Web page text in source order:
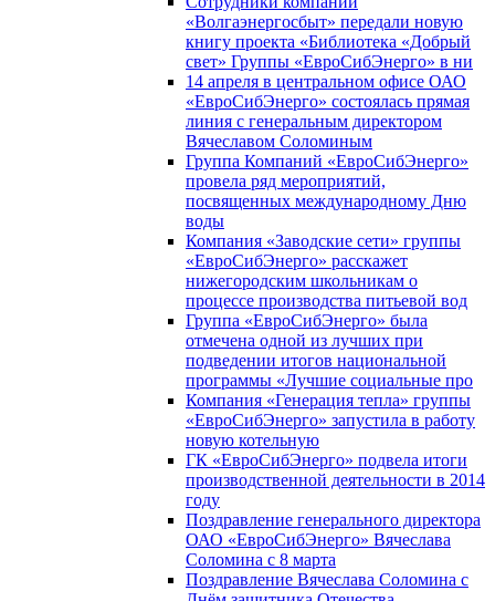
«Волгаэнергосбыт» передали новую
книгу проекта «Библиотека «Добрый
свет» Группы «ЕвроСибЭнерго» в ни
14 апреля в центральном офисе ОАО
«ЕвроСибЭнерго» состоялась прямая
линия с генеральным директором
Вячеславом Соломиным
Группа Компаний «ЕвроСибЭнерго»
провела ряд мероприятий,
посвященных международному Дню
воды
Компания «Заводские сети» группы
«ЕвроСибЭнерго» расскажет
нижегородским школьникам о
процессе производства питьевой вод
Группа «ЕвроСибЭнерго» была
отмечена одной из лучших при
подведении итогов национальной
программы «Лучшие социальные про
Компания «Генерация тепла» группы
«ЕвроСибЭнерго» запустила в работу
новую котельную
ГК «ЕвроСибЭнерго» подвела итоги
производственной деятельности в 2014
году
Поздравление генерального директора
ОАО «ЕвроСибЭнерго» Вячеслава
Соломина с 8 марта
Поздравление Вячеслава Соломина с